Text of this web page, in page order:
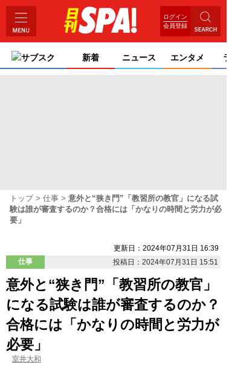
ログイン
会員登録
サブスク 新着 ニュース エンタメ
トップ 仕事
意外と“狭き門”「教習所の教官」になる試
験は誰が審査するのか？合格には「かなりの時間と労力が必
要」
更新日：2024年07月31日 16:39
仕事
投稿日：2024年07月31日 15:51
意外と“狭き門”「教習所の教官」
になる試験は誰が審査するのか？
合格には「かなりの時間と労力が
必要」
室井大和